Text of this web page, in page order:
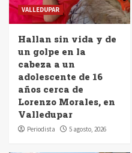
VALLEDUPAR
Hallan sin vida y de
un golpe en la
cabeza a un
adolescente de 16
años cerca de
Lorenzo Morales, en
Valledupar
Periodista 5 agosto, 2026